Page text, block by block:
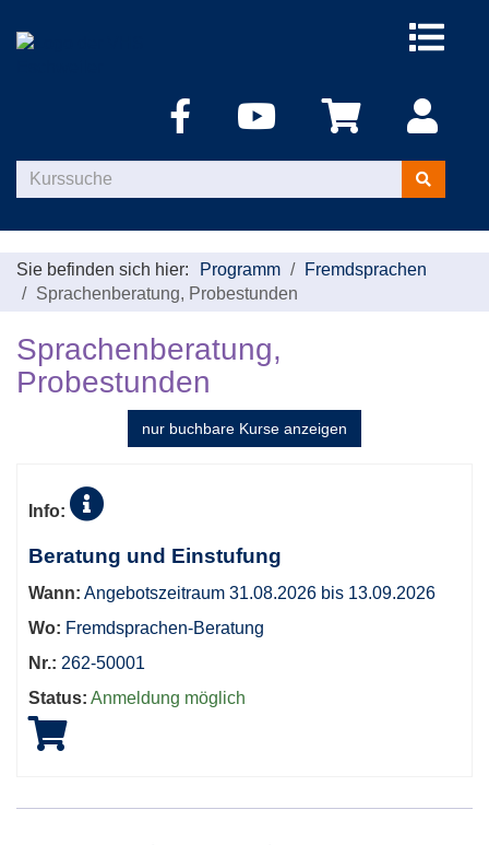
Menü
Kurse
suchen
Sie befinden sich hier: Programm
Fremdsprachen
Sprachenberatung, Probestunden
Sprachenberatung,
Probestunden
nur buchbare Kurse anzeigen
Tabellenüberschriften
können
sortiert
Info:
Beratung und Einstufung
Wann: Angebotszeitraum 31.08.2026 bis 13.09.2026
Wo: Fremdsprachen-Beratung
Nr.: 262-50001
Status: Anmeldung möglich